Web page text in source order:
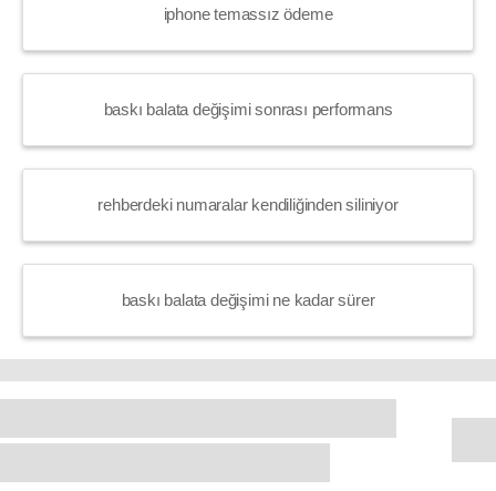
iphone temassız ödeme
baskı balata değişimi sonrası performans
rehberdeki numaralar kendiliğinden siliniyor
baskı balata değişimi ne kadar sürer